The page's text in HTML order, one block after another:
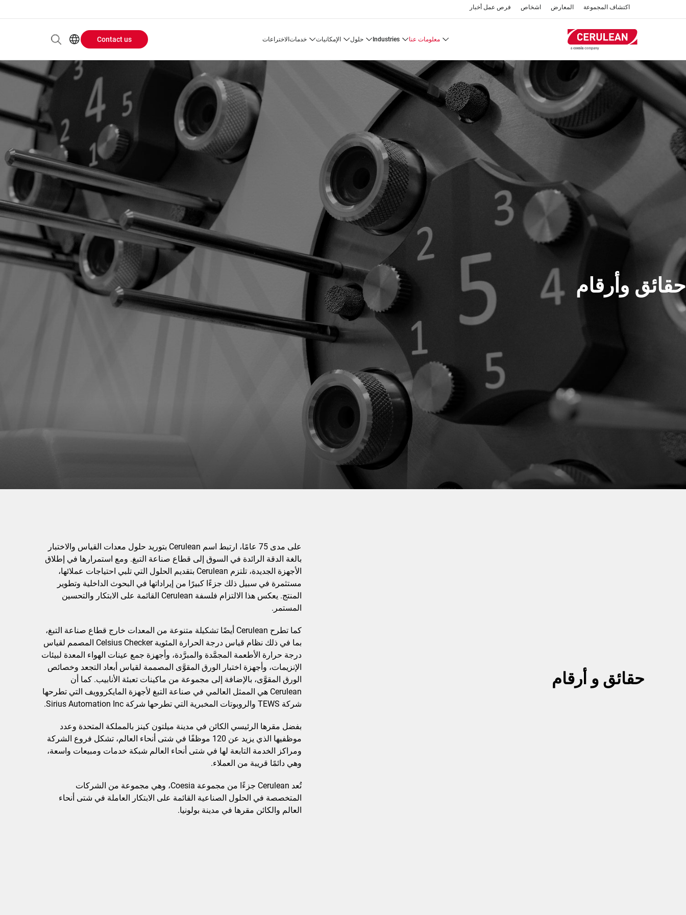
اكتشاف المجموعة المعارض اشخاص فرص عمل أخبار
معلومات عنا industries حلول الإمكانيات خدمات
Upgrade & Retrofits
الاختراعات
Header
Buttons
menu
Contact us
AR
حقائق وأرقام
حقائق و أرقام
على مدى 75 عامًا، ارتبط اسم Cerulean بتوريد حلول معدات القياس والاختبار
بالغة الدقة الرائدة في السوق إلى قطاع صناعة التبغ. ومع استمرارها في إطلاق
الأجهزة الجديدة، تلتزم Cerulean بتقديم الحلول التي تلبي احتياجات عملائها،
مستثمرة في سبيل ذلك جزءًا كبيرًا من إيراداتها في البحوث الداخلية وتطوير
المنتج. يعكس هذا الالتزام فلسفة Cerulean القائمة على الابتكار والتحسين
المستمر.
كما تطرح Cerulean أيضًا تشكيلة متنوعة من المعدات خارج قطاع صناعة التبغ،
بما في ذلك نظام قياس درجة الحرارة المئوية Celsius Checker المصمم لقياس
درجة حرارة الأطعمة المجمَّدة والمبرَّدة، وأجهزة جمع عينات الهواء المعدة لبيئات
الإنزيمات، وأجهزة اختبار الورق المقوَّى المصممة لقياس أبعاد التجعد وخصائص
الورق المقوَّى، بالإضافة إلى مجموعة من ماكينات تعبئة الأنابيب. كما أن
Cerulean هي الممثل العالمي في صناعة التبغ لأجهزة المايكروويف التي تطرحها
شركة TEWS والروبوتات المخبرية التي تطرحها شركة Sirius Automation Inc.
بفضل مقرها الرئيسي الكائن في مدينة ميلتون كينز بالمملكة المتحدة وعدد
موظفيها الذي يزيد عن 120 موظفًا في شتى أنحاء العالم، تشكل فروع الشركة
ومراكز الخدمة التابعة لها في شتى أنحاء العالم شبكة خدمات ومبيعات واسعة،
وهي دائمًا قريبة من العملاء.
تُعد Cerulean جزءًا من مجموعة Coesia، وهي مجموعة من الشركات
المتخصصة في الحلول الصناعية القائمة على الابتكار العاملة في شتى أنحاء
العالم والكائن مقرها في مدينة بولونيا.